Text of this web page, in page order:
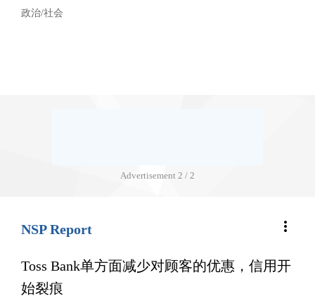
政治/社会
Advertisement 2 / 2
NSP Report more_vert
Toss Bank单方面减少对顾客的优惠，信用开
始裂痕